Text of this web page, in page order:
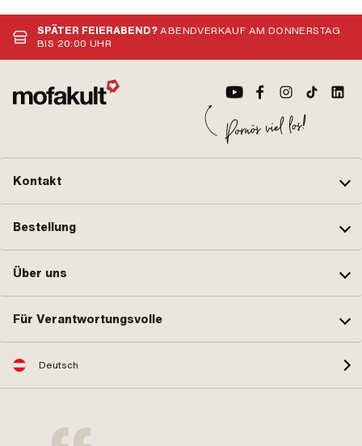
SPÄTER FEIERABEND?ABENDVERKAUF AM DONNERSTAG
BIS 20:00 UHR
Kontakt
Bestellung
Über uns
Für Verantwortungsvolle
Deutsch